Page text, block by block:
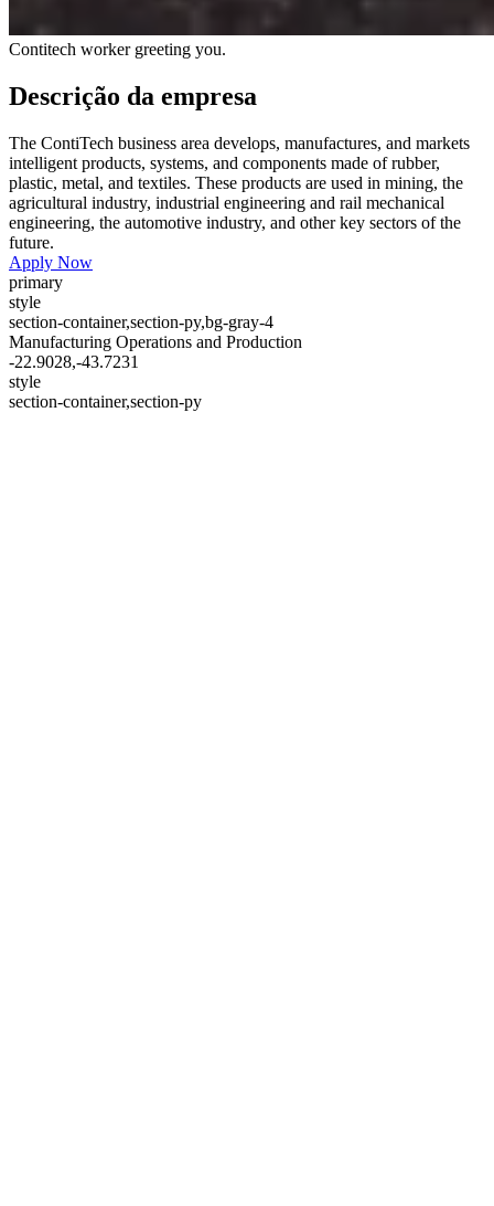
Contitech worker greeting you.
Descrição da empresa
The ContiTech business area develops, manufactures, and markets
intelligent products, systems, and components made of rubber,
plastic, metal, and textiles. These products are used in mining, the
agricultural industry, industrial engineering and rail mechanical
engineering, the automotive industry, and other key sectors of the
future.
Apply Now
primary
style
section-container,section-py,bg-gray-4
Manufacturing Operations and Production
-22.9028,-43.7231
style
section-container,section-py